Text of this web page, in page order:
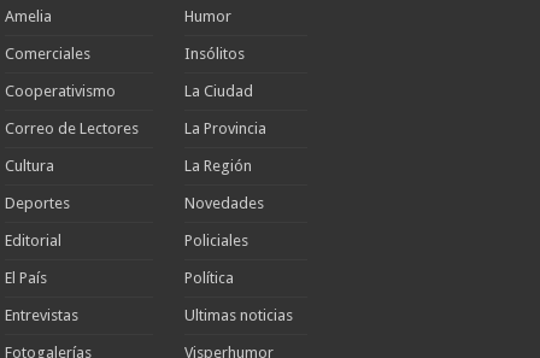
Amelia
Comerciales
Cooperativismo
Correo de Lectores
Cultura
Deportes
Editorial
El País
Entrevistas
Fotogalerías
Humor
Insólitos
La Ciudad
La Provincia
La Región
Novedades
Policiales
Política
Ultimas noticias
Visperhumor